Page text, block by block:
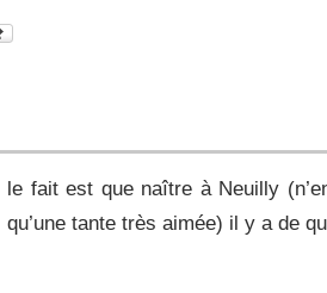
le fait est que naître à Neuilly
qu’une tante très aimée) il y a de